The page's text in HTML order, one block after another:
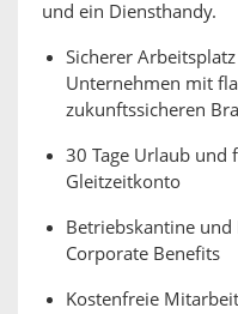
und ein Diensthandy.
Sicherer
Unternehmen mit
zukunftssicheren
30 Tage Urlaub und
Gleitzeitkonto
Betriebskantine
Corporate Benefits
Kostenfreie